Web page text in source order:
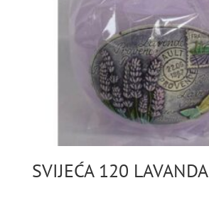
SVIJEĆA 120 LAVANDA